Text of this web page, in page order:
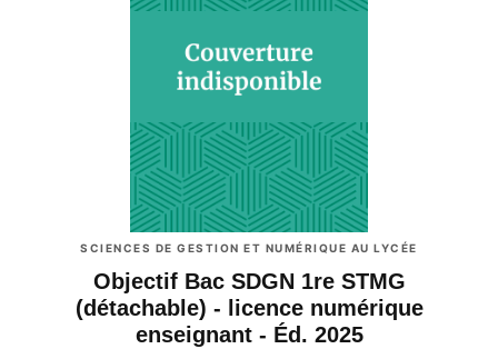
SCIENCES DE GESTION ET NUMÉRIQUE AU LYCÉE
Objectif Bac SDGN 1re STMG
(détachable) - licence numérique
enseignant - Éd. 2025